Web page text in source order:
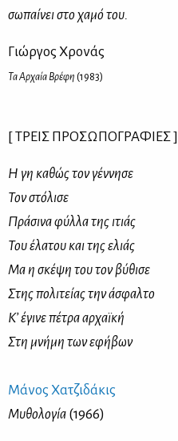
σω­παί­νει στο χα­μό του.
Γιώρ­γος Χρο­νάς
Τα Αρ­χαία Βρέ­φη (1983)
[ ΤΡΕΙΣ ΠΡΟ­ΣΩ­ΠΟ­ΓΡΑ­ΦΙΕΣ ]
Η γη κα­θώς τον γέν­νη­σε
Τον στό­λι­σε
Πρά­σι­να φύλ­λα της ιτιάς
Του έλα­του και της ελιάς
Μα η σκέ­ψη του τον βύ­θι­σε
Στης πο­λι­τεί­ας την άσφαλ­το
Κ’ έγι­νε πέ­τρα αρ­χαϊ­κή
Στη μνή­μη των εφή­βων
Μά­νος Χα­τζι­δά­κις
Μυ­θο­λο­γία (1966)